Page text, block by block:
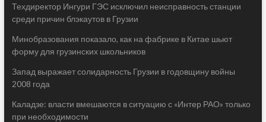
Техдиректор Ингури ГЭС исключил неисправность станции
среди причин блэкаутов в Грузии
Минобразования показало, как на фабрике в Китае шьют
форму для грузинских школьников
Запад выражает солидарность Грузии в годовщину войны
2008 года
Каладзе: власти вмешаются в ситуацию с «Интер РАО» только
при необходимости